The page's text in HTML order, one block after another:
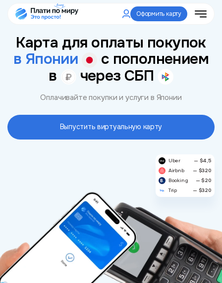
Оформить карту
Карта для оплаты покупок
в Японии
с пополнением
в
через СБП
Оплачивайте покупки и услуги в Японии
Выпустить виртуальную карту
Uber
— $4,5
Airbnb
— $320
Booking
— $20
Trip
— $320